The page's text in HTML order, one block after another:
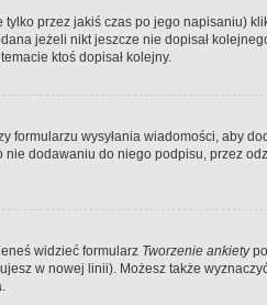
przez jakiś czas po jego napisaniu)
jeżeli nikt jeszcze nie dopisał
ktoś dopisał kolejny.
formularzu wysyłania wiadomości, aby
dodawaniu do niego podpisu, przez
widzieć formularz Tworzenie ankiety
w nowej linii). Możesz także